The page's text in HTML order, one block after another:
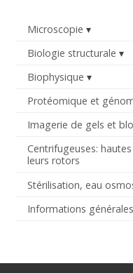
Microscopie
Biologie structurale
Biophysique
Protéomique et
Imagerie de gels et
Centrifugeuses:
leurs rotors
Stérilisation, eau
Informations